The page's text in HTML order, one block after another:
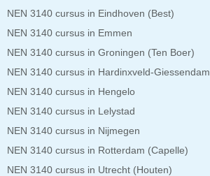
NEN 3140 cursus in Eindhoven (Best)
NEN 3140 cursus in Emmen
NEN 3140 cursus in Groningen (Ten Boer)
NEN 3140 cursus in Hardinxveld-Giessendam
NEN 3140 cursus in Hengelo
NEN 3140 cursus in Lelystad
NEN 3140 cursus in Nijmegen
NEN 3140 cursus in Rotterdam (Capelle)
NEN 3140 cursus in Utrecht (Houten)